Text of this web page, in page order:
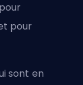
pour
sont en